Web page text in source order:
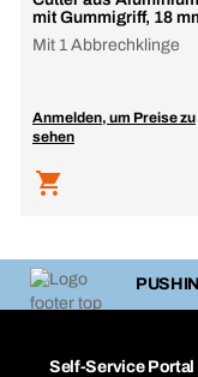
mit Gummigriff, 18
Mit 1 Abbrechklinge
Anmelden, um Preise zu
sehen
Self-Service Portal